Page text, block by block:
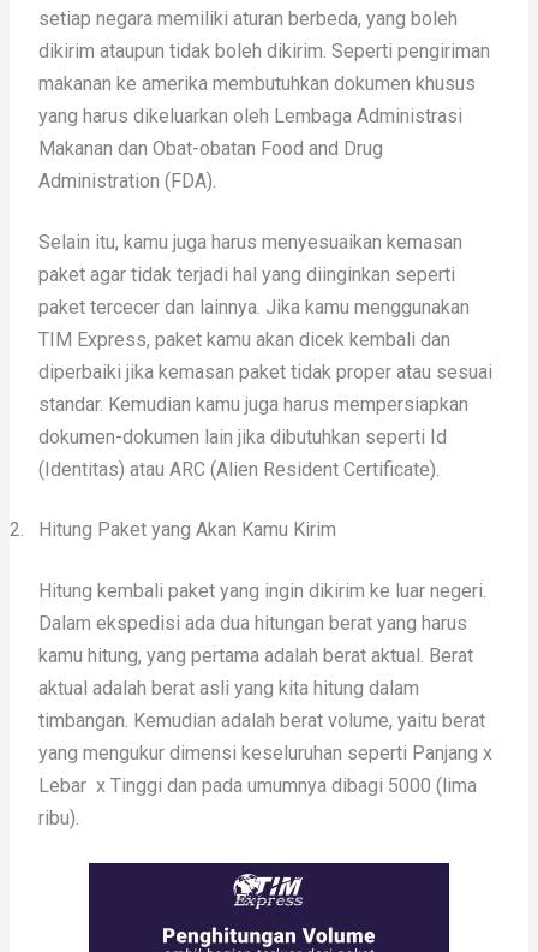
setiap negara memiliki aturan berbeda, yang boleh
dikirim ataupun tidak boleh dikirim. Seperti pengiriman
makanan ke amerika membutuhkan dokumen khusus
yang harus dikeluarkan oleh Lembaga Administrasi
Makanan dan Obat-obatan Food and Drug
Administration (FDA).
Selain itu, kamu juga harus menyesuaikan kemasan
paket agar tidak terjadi hal yang diinginkan seperti
paket tercecer dan lainnya. Jika kamu menggunakan
TIM Express, paket kamu akan dicek kembali dan
diperbaiki jika kemasan paket tidak proper atau sesuai
standar. Kemudian kamu juga harus mempersiapkan
dokumen-dokumen lain jika dibutuhkan seperti Id
(Identitas) atau ARC (Alien Resident Certificate).
2. Hitung Paket yang Akan Kamu Kirim
Hitung kembali paket yang ingin dikirim ke luar negeri.
Dalam ekspedisi ada dua hitungan berat yang harus
kamu hitung, yang pertama adalah berat aktual. Berat
aktual adalah berat asli yang kita hitung dalam
timbangan. Kemudian adalah berat volume, yaitu berat
yang mengukur dimensi keseluruhan seperti Panjang x
Lebar x Tinggi dan pada umumnya dibagi 5000 (lima
ribu).